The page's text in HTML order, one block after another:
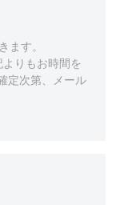
ます。
りもお時間を
定次第、メール